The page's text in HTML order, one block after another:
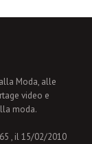
Moda, alle
video e
moda.
, il 15/02/2010